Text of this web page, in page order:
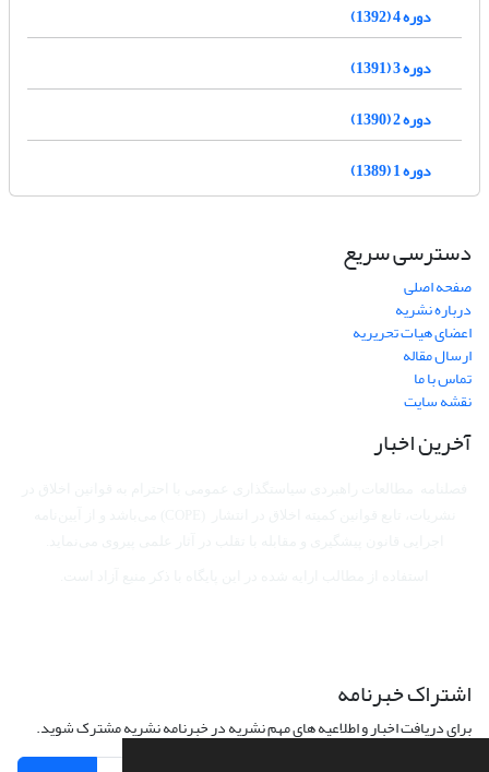
دوره 4 (1392)
دوره 3 (1391)
دوره 2 (1390)
دوره 1 (1389)
دسترسی سریع
صفحه اصلی
درباره نشریه
اعضای هیات تحریریه
ارسال مقاله
تماس با ما
نقشه سایت
آخرین اخبار
اشتراک خبرنامه
برای دریافت اخبار و اطلاعیه های مهم نشریه در خبرنامه نشریه مشترک شوید.